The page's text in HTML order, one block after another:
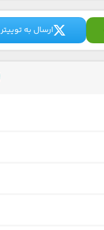
ارسال به توییتر